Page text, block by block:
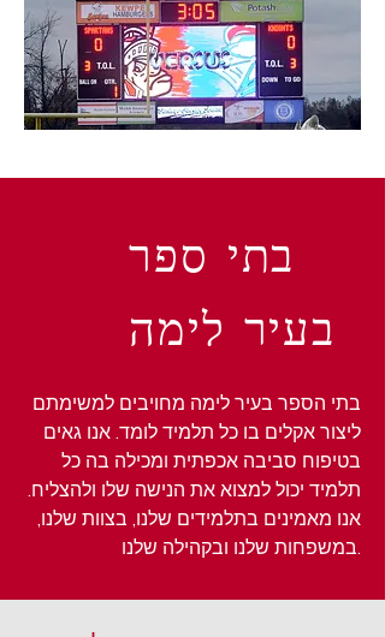
בתי ספר
בעיר לימה
בתי הספר בעיר לימה מחויבים למשימתם
ליצור אקלים בו כל תלמיד לומד. אנו גאים
בטיפוח סביבה אכפתית ומכילה בה כל
תלמיד יכול למצוא את הנישה שלו ולהצליח.
אנו מאמינים בתלמידים שלנו, בצוות שלנו,
במשפחות שלנו ובקהילה שלנו.